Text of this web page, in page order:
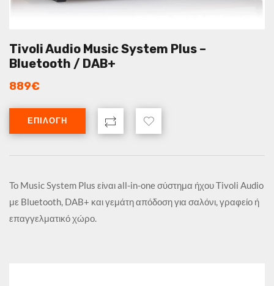
Tivoli Audio Music System Plus –
Bluetooth / DAB+
889€
ΕΠΙΛΟΓΉ
Το Music System Plus είναι all-in-one σύστημα ήχου Tivoli Audio
με Bluetooth, DAB+ και γεμάτη απόδοση για σαλόνι, γραφείο ή
επαγγελματικό χώρο.